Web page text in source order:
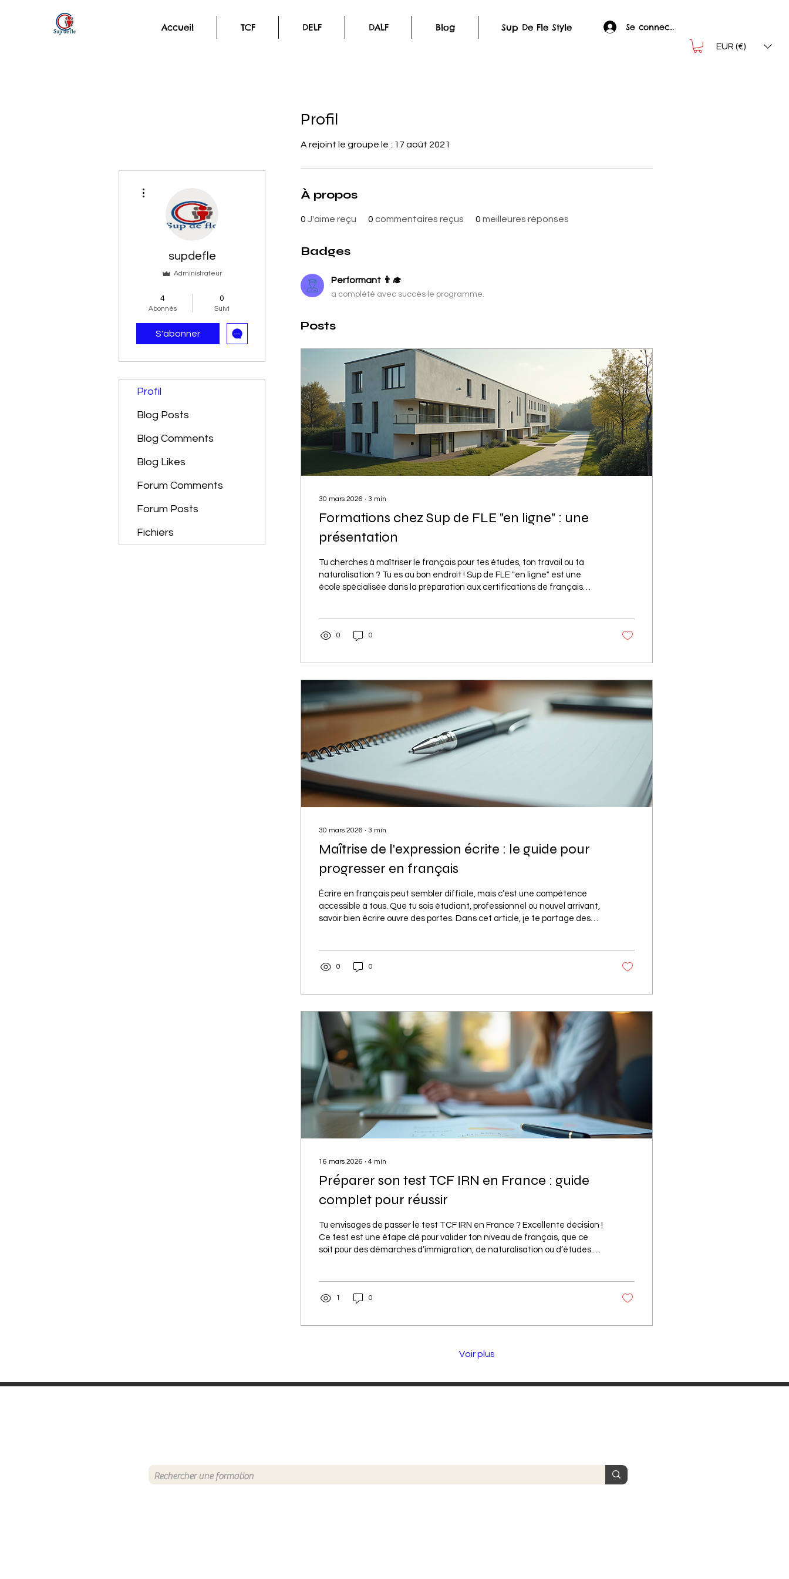
Accueil TCF DELF DALF Blog Sup De Fle Style Se connecter
EUR (€)
Profil
A rejoint le groupe le : 17 août 2021
À propos
0 J'aime reçu 0 commentaires reçus 0 meilleures réponses
Badges
Performant 👨‍🎓​
a complété avec succès le programme.
Posts
30 mars 2026 ∙ 3 min
Formations chez Sup de FLE "en ligne" : une
présentation
Tu cherches à maîtriser le français pour tes études, ton travail ou ta
naturalisation ? Tu es au bon endroit ! Sup de FLE "en ligne" est une
école spécialisée dans la préparation aux certifications de français
sois étudiant, professionnel ou immigré francophone, Sup de FLE te
0 0
30 mars 2026 ∙ 3 min
Maîtrise de l'expression écrite : le guide pour
progresser en français
Écrire en français peut sembler difficile, mais c’est une compétence
accessible à tous. Que tu sois étudiant, professionnel ou nouvel arrivant,
savoir bien écrire ouvre des portes. Dans cet article, je te partage des
c’est plus qu’une question de grammaire. C’est savoir...
0 0
16 mars 2026 ∙ 4 min
Préparer son test TCF IRN en France : guide
complet pour réussir
Tu envisages de passer le test TCF IRN en France ? Excellente décision !
Ce test est une étape clé pour valider ton niveau de français, que ce
soit pour des démarches d’immigration, de naturalisation ou d’études.
examen officiel qui évalue ton niveau de français dans plusieurs
1 0
Voir plus
supdefle
Administrateur
4
Abonnés
0
Suivi
S'abonner
Profil
Blog Posts
Blog Comments
Blog Likes
Forum Comments
Forum Posts
Fichiers